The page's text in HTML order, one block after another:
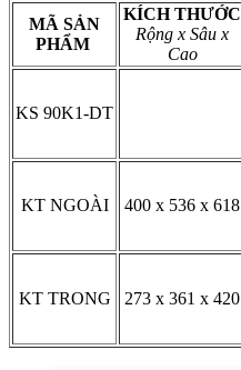
MÃ SẢN
PHẨM
KÍCH THƯỚC
Rộng x Sâu x
Cao
KS 90K1-DT
KT NGOÀI 400 x 536 x 618
KT TRONG 273 x 361 x 420